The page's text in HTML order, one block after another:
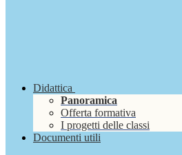
Didattica
Panoramica
Offerta formativa
I progetti delle classi
Documenti utili